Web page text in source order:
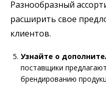
Разнообразный
расширить свое
клиентов.
Узнайте о
поставщики
брендированию